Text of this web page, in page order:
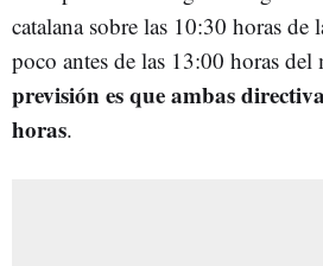
catalana sobre las 10:30 horas de
poco antes de las 13:00 horas
previsión es que ambas
horas.